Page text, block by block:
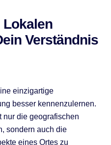
Lokalen
Verständnis
einzigartige
besser kennenzulernen.
nur die geografischen
sondern auch die
eines Ortes zu